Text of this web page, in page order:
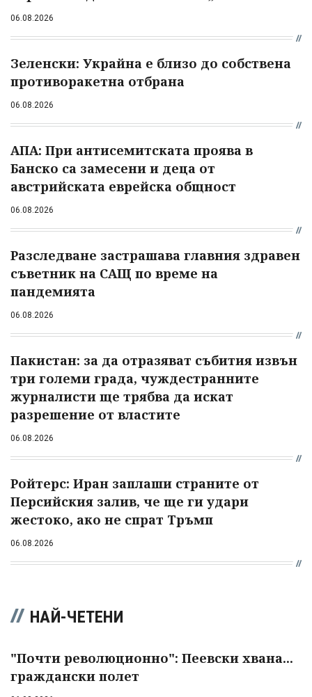
06.08.2026
Зеленски: Украйна е близо до собствена
противоракетна отбрана
06.08.2026
АПА: При антисемитската проява в
Банско са замесени и деца от
австрийската еврейска общност
06.08.2026
Разследване застрашава главния здравен
съветник на САЩ по време на
пандемията
06.08.2026
Пакистан: за да отразяват събития извън
три големи града, чуждестранните
журналисти ще трябва да искат
разрешение от властите
06.08.2026
Ройтерс: Иран заплаши страните от
Персийския залив, че ще ги удари
жестоко, ако не спрат Тръмп
06.08.2026
НАЙ-ЧЕТЕНИ
"Почти революционно": Пеевски хвана...
граждански полет